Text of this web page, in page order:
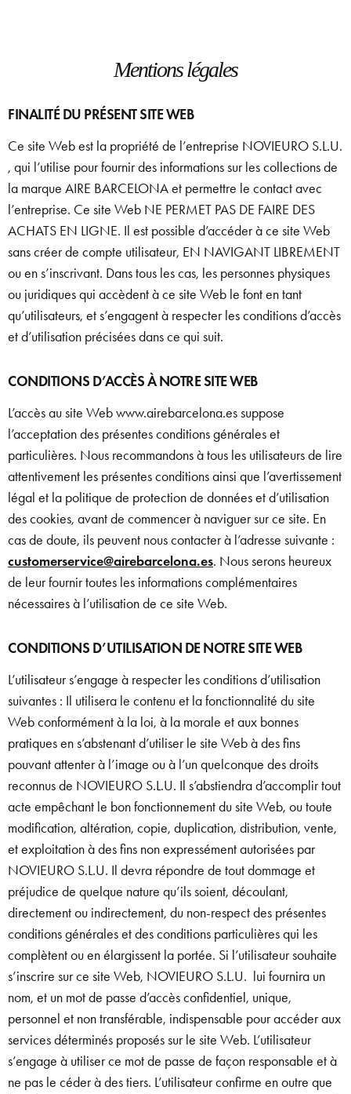
Mentions légales
FINALITÉ DU PRÉSENT SITE WEB
Ce site Web est la propriété de l’entreprise NOVIEURO S.L.U.
, qui l’utilise pour fournir des informations sur les collections de
la marque AIRE BARCELONA et permettre le contact avec
l’entreprise. Ce site Web NE PERMET PAS DE FAIRE DES
ACHATS EN LIGNE. Il est possible d’accéder à ce site Web
sans créer de compte utilisateur, EN NAVIGANT LIBREMENT
ou en s’inscrivant. Dans tous les cas, les personnes physiques
ou juridiques qui accèdent à ce site Web le font en tant
qu’utilisateurs, et s’engagent à respecter les conditions d’accès
et d’utilisation précisées dans ce qui suit.
CONDITIONS D’ACCÈS À NOTRE SITE WEB
L’accès au site Web www.airebarcelona.es suppose
l’acceptation des présentes conditions générales et
particulières. Nous recommandons à tous les utilisateurs de lire
attentivement les présentes conditions ainsi que l’avertissement
légal et la politique de protection de données et d’utilisation
des cookies, avant de commencer à naviguer sur ce site. En
cas de doute, ils peuvent nous contacter à l’adresse suivante :
customerservice@airebarcelona.es. Nous serons heureux
de leur fournir toutes les informations complémentaires
nécessaires à l’utilisation de ce site Web.
CONDITIONS D’UTILISATION DE NOTRE SITE WEB
L’utilisateur s’engage à respecter les conditions d’utilisation
suivantes : Il utilisera le contenu et la fonctionnalité du site
Web conformément à la loi, à la morale et aux bonnes
pratiques en s’abstenant d’utiliser le site Web à des fins
pouvant attenter à l’image ou à l’un quelconque des droits
reconnus de NOVIEURO S.L.U. Il s’abstiendra d’accomplir tout
acte empêchant le bon fonctionnement du site Web, ou toute
modification, altération, copie, duplication, distribution, vente,
et exploitation à des fins non expressément autorisées par
NOVIEURO S.L.U. Il devra répondre de tout dommage et
préjudice de quelque nature qu’ils soient, découlant,
directement ou indirectement, du non-respect des présentes
conditions générales et des conditions particulières qui les
complètent ou en élargissent la portée. Si l’utilisateur souhaite
s’inscrire sur ce site Web, NOVIEURO S.L.U. lui fournira un
nom, et un mot de passe d’accès confidentiel, unique,
personnel et non transférable, indispensable pour accéder aux
services déterminés proposés sur le site Web. L’utilisateur
s’engage à utiliser ce mot de passe de façon responsable et à
ne pas le céder à des tiers. L’utilisateur confirme en outre que